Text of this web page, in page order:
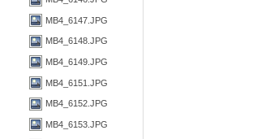
MB4_6147.JPG
MB4_6148.JPG
MB4_6149.JPG
MB4_6151.JPG
MB4_6152.JPG
MB4_6153.JPG